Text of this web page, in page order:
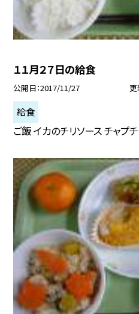
１１月２７日の給食
公開日 2017/11/27 更
給食
ご飯 イカのチリソース チャプ